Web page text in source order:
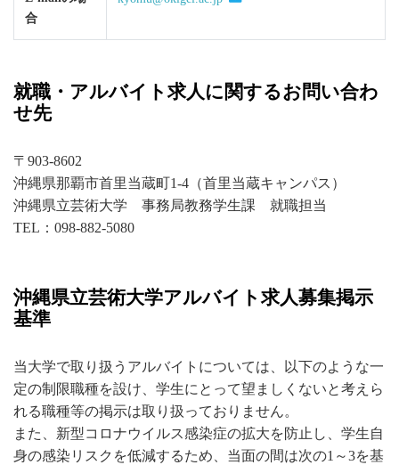
合
就職・アルバイト求人に関するお問い合わ
せ先
〒903-8602
沖縄県那覇市首里当蔵町1-4（首里当蔵キャンパス）
沖縄県立芸術大学 事務局教務学生課 就職担当
TEL：098-882-5080
沖縄県立芸術大学アルバイト求人募集掲示
基準
当大学で取り扱うアルバイトについては、以下のような一
定の制限職種を設け、学生にとって望ましくないと考えら
れる職種等の掲示は取り扱っておりません。
また、新型コロナウイルス感染症の拡大を防止し、学生自
身の感染リスクを低減するため、当面の間は次の1～3を基